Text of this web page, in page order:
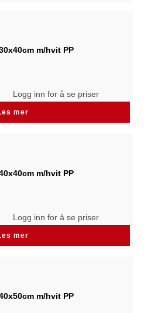
m/hvit PP
Logg inn for å se priser
mer
m/hvit PP
Logg inn for å se priser
mer
m/hvit PP